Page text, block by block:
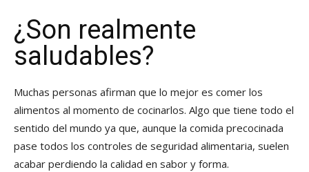
¿Son realmente
saludables?
Muchas personas afirman que lo mejor es comer los
alimentos al momento de cocinarlos. Algo que tiene todo el
sentido del mundo ya que, aunque la comida precocinada
pase todos los controles de seguridad alimentaria, suelen
acabar perdiendo la calidad en sabor y forma.